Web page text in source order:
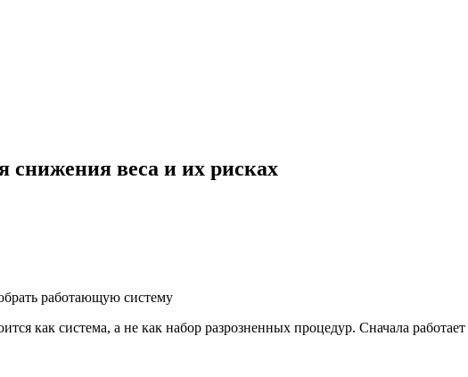
снижения веса и их рисках
работающую систему
как система, а не как набор разрозненных процедур. Сначала работает